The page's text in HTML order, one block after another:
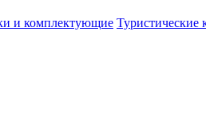
и комплектующие Туристические